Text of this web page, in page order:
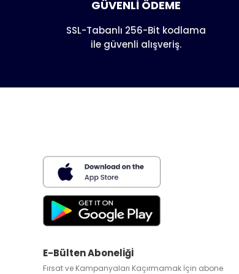
GÜVENLİ ÖDEME
SSL-Tabanlı 256-Bit kodlama
ile güvenli alışveriş.
E-Bülten Abonelİğİ
Fırsat ve Kampanyaları Kaçırmamak İçin abone